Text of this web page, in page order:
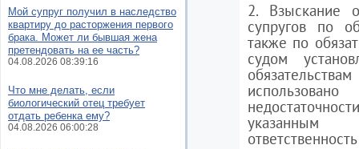
2. Взыскание
супругов по
также по
судом
указанным
Мой супруг получил в наследство
квартиру до расторжения первого
брака. Может ли бывшая жена
претендовать на ее часть?
04.08.2026 08:39:16
Что мне делать, если
биологический отец требует
отдать ребенка ему?
04.08.2026 06:00:28